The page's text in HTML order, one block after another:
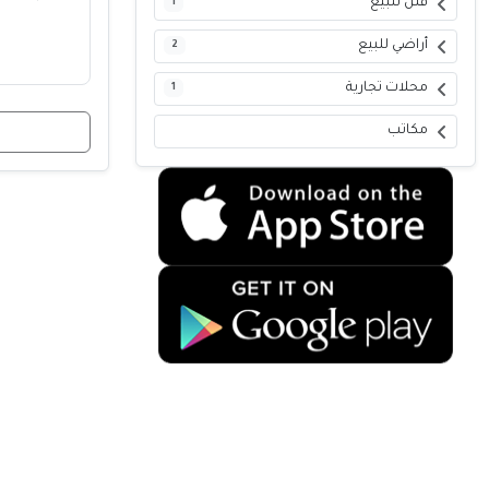
فلل للبيع
أراضي للبيع 2
محلات تجارية 1
مكاتب